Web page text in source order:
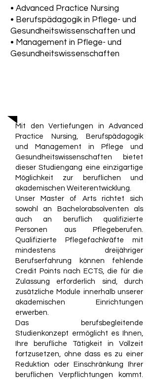
• Advanced Practice Nursing
• Berufspädagogik in Pflege- und
Gesundheitswissenschaften und
• Management in Pflege- und
Gesundheitswissenschaften
Mit den Vertiefungen in Advanced
Practice Nursing, Berufspädagogik
und Management in Pflege und
Gesundheitswissenschaften bietet
dieser Studiengang eine einzigartige
Möglichkeit zur beruflichen und
akademischen Weiterentwicklung.
Unser Master of Arts richtet sich
sowohl an Bachelorabsolventen als
auch an beruflich qualifizierte
Personen aus Pflegeberufen.
Qualifizierte Pflegefachkräfte mit
mindestens dreijähriger
Berufserfahrung können fehlende
Credit Points nach ECTS, die für die
Zulassung erforderlich sind, durch
zusätzliche Module innerhalb unserer
akademischen Einrichtungen
erwerben.
Das berufsbegleitende
Studienkonzept ermöglicht es Ihnen,
Ihre berufliche Tätigkeit in Vollzeit
fortzusetzen, ohne dass es zu einer
Reduktion oder Einschränkung Ihrer
beruflichen Verpflichtungen kommt.